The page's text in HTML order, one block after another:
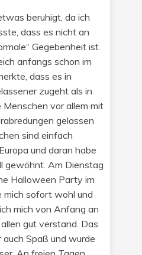
beruhigt, da ich
dass es nicht an
Gegebenheit ist.
anfangs schon im
dass es in
zugeht als in
Menschen vor allem mit
gelassen
sind einfach
und daran habe
gewöhnt. Am Dienstag
Halloween Party im
mich sofort wohl und
mich von Anfang an
gut verstand. Das
Spaß und wurde